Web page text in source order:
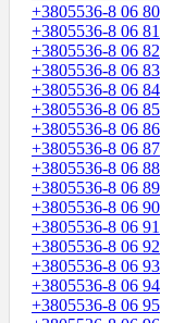
+3805536-8 06 80
+3805536-8 06 81
+3805536-8 06 82
+3805536-8 06 83
+3805536-8 06 84
+3805536-8 06 85
+3805536-8 06 86
+3805536-8 06 87
+3805536-8 06 88
+3805536-8 06 89
+3805536-8 06 90
+3805536-8 06 91
+3805536-8 06 92
+3805536-8 06 93
+3805536-8 06 94
+3805536-8 06 95